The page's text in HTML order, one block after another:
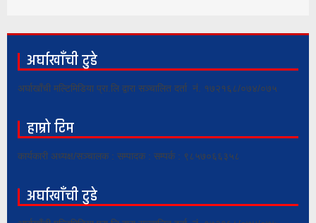
अर्घाखाँची टुडे
अर्घाखाँची मल्टिमिडिया प्रा.लि द्वारा सञ्चालित दर्ता नं. १७२१६८/०७४/०७५
हाम्रो टिम
कार्यकारी अध्यक्ष/सञ्चालक : सम्पादक : सम्पर्क : ९८५७०६६३५८
अर्घाखाँची टुडे